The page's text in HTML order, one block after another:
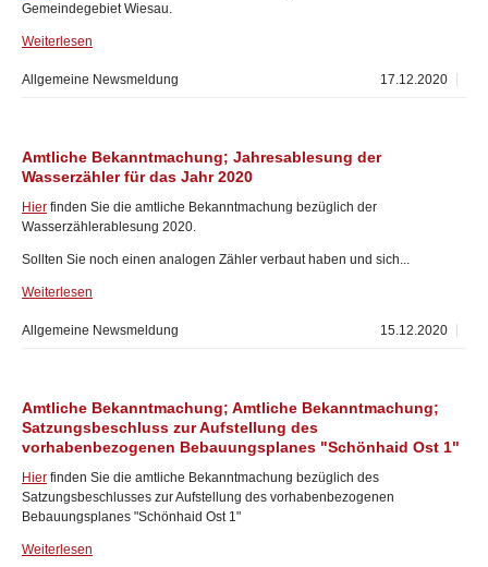
Gemeindegebiet Wiesau.
Weiterlesen
17.12.2020
Allgemeine Newsmeldung
Amtliche Bekanntmachung; Jahresablesung der
Wasserzähler für das Jahr 2020
Hier finden Sie die amtliche Bekanntmachung bezüglich der
Wasserzählerablesung 2020.
Sollten Sie noch einen analogen Zähler verbaut haben und sich...
Weiterlesen
15.12.2020
Allgemeine Newsmeldung
Amtliche Bekanntmachung; Amtliche Bekanntmachung;
Satzungsbeschluss zur Aufstellung des
vorhabenbezogenen Bebauungsplanes "Schönhaid Ost 1"
Hier finden Sie die amtliche Bekanntmachung bezüglich des
Satzungsbeschlusses zur Aufstellung des vorhabenbezogenen
Bebauungsplanes "Schönhaid Ost 1"
Weiterlesen